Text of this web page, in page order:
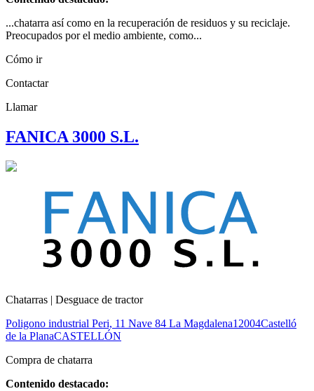
...chatarra así como en la recuperación de residuos y su reciclaje.
Preocupados por el medio ambiente, como...
Cómo ir
Contactar
Llamar
FANICA 3000 S.L.
Chatarras | Desguace de tractor
Poligono industrial Peri, 11 Nave 84 La Magdalena12004Castelló
de la PlanaCASTELLÓN
Compra de chatarra
Contenido destacado: